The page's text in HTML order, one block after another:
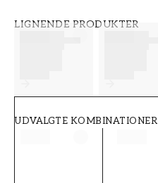
LIGNENDE PRODUKTER
UDVALGTE KOMBINATIONER